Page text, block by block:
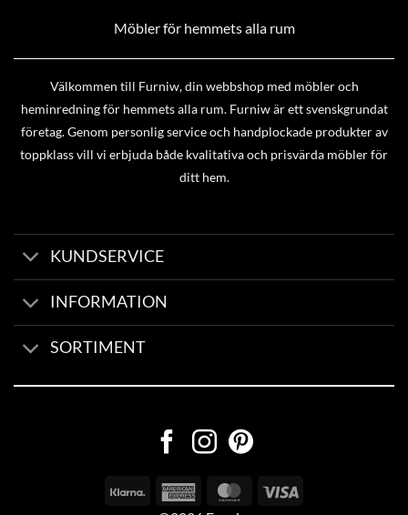
Möbler för hemmets alla rum
Välkommen till Furniw, din webbshop med möbler och
heminredning för hemmets alla rum. Furniw är ett svenskgrundat
företag. Genom personlig service och handplockade produkter av
toppklass vill vi erbjuda både kvalitativa och prisvärda möbler för
ditt hem.
KUNDSERVICE
INFORMATION
SORTIMENT